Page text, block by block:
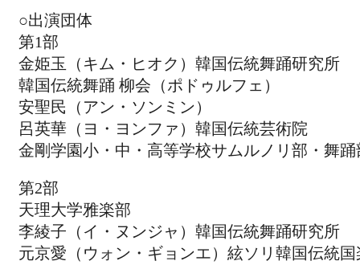
○出演団体
第1部
金姫玉（キム・ヒオク）韓国伝統舞踊研究所
韓国伝統舞踊 柳会（ポドゥルフェ）
安聖民（アン・ソンミン）
呂英華（ヨ・ヨンファ）韓国伝統芸術院
金剛学園小・中・高等学校サムルノリ部・舞踊
第2部
天理大学雅楽部
李綾子（イ・ヌンジャ）韓国伝統舞踊研究所
元京愛（ウォン・ギョンエ）絃ソリ韓国伝統国